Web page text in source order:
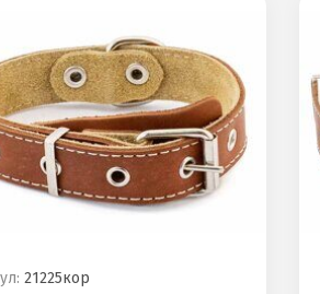
21225кор